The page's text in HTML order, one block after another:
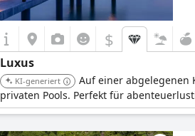
$
Luxus
KI-generiert
Auf einer abgelegenen
privaten Pools. Perfekt für